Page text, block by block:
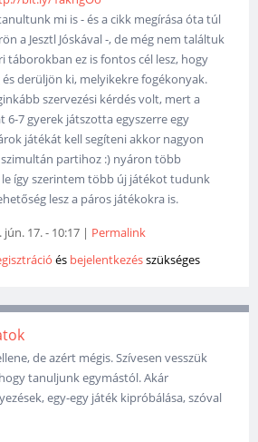
mi is - és a cikk megírása óta túl
a Jesztl Jóskával -, de még nem találtuk
táborokban ez is fontos cél lesz, hogy
derüljön ki, melyikekre fogékonyak.
szervezési kérdés volt, mert a
6-7 gyerek játszotta egyszerre egy
játékát kell segíteni akkor nagyon
partihoz :) nyáron több
így szerintem több új játékot tudunk
lesz a páros játékokra is.
jún. 17. - 10:17 | Permalink
és bejelentkezésszükséges
de azért mégis. Szívesen vesszük
tanuljunk egymástól. Akár
egy-egy játék kipróbálása, szóval